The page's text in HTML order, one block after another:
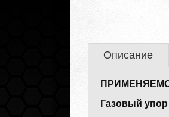
Описание
Газовый